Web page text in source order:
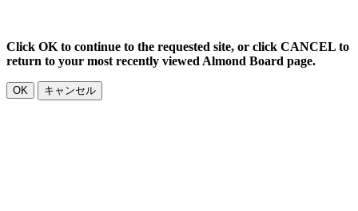
Click OK to continue to the requested site, or click CANCEL to
return to your most recently viewed Almond Board page.
OK キャンセル